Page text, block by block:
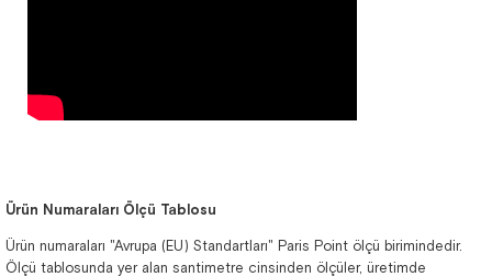
Ürün Numaraları Ölçü Tablosu
Ürün numaraları "Avrupa (EU) Standartları" Paris Point ölçü birimindedir.
Ölçü tablosunda yer alan santimetre cinsinden ölçüler, üretimde